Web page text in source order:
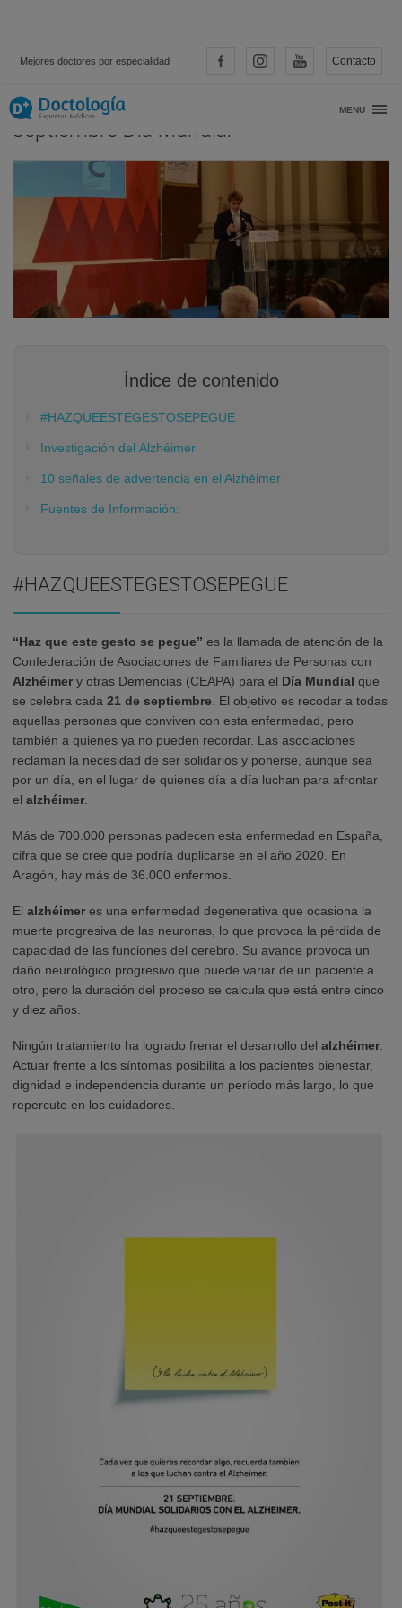
Mejores doctores por especialidad Contacto
MENU
Solidarios con el Alzhéimer, 21 de
septiembre Día Mundial
Índice de contenido
#HAZQUEESTEGESTOSEPEGUE
Investigación del Alzhéimer
10 señales de advertencia en el Alzhéimer
Fuentes de Información:
#HAZQUEESTEGESTOSEPEGUE
“Haz que este gesto se pegue” es la llamada de atención de la
Confederación de Asociaciones de Familiares de Personas con
Alzhéimer y otras Demencias (CEAPA) para el Día Mundial que
se celebra cada 21 de septiembre . El objetivo es recodar a todas
aquellas personas que conviven con esta enfermedad, pero
también a quienes ya no pueden recordar. Las asociaciones
reclaman la necesidad de ser solidarios y ponerse, aunque sea
por un día, en el lugar de quienes día a día luchan para afrontar
el alzhéimer
Más de 700.000 personas padecen esta enfermedad en España,
cifra que se cree que podría duplicarse en el año 2020. En
Aragón, hay más de 36.000 enfermos.
El alzhéimer es una enfermedad degenerativa que ocasiona la
muerte progresiva de las neuronas, lo que provoca la pérdida de
capacidad de las funciones del cerebro. Su avance provoca un
daño neurológico progresivo que puede variar de un paciente a
otro, pero la duración del proceso se calcula que está entre cinco
y diez años.
Ningún tratamiento ha logrado frenar el desarrollo del alzhéimer
Actuar frente a los síntomas posibilita a los pacientes bienestar,
dignidad e independencia durante un período más largo, lo que
repercute en los cuidadores.